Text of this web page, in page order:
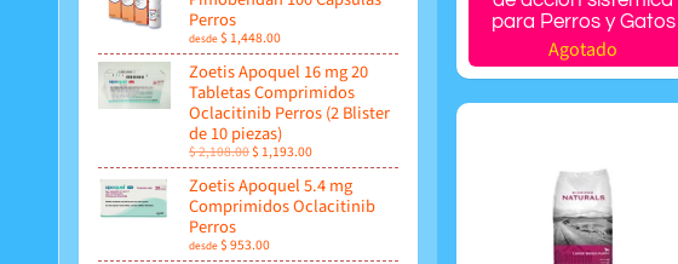
Perros
desde$ 1,448.00
Zoetis Apoquel 16 mg 20
Tabletas Comprimidos
Oclacitinib Perros (2 Blister
de 10 piezas)
$ 2,108.00$ 1,193.00
Zoetis Apoquel 5.4 mg
Comprimidos Oclacitinib
Perros
desde$ 953.00
para Perros y Gatos
Agotado